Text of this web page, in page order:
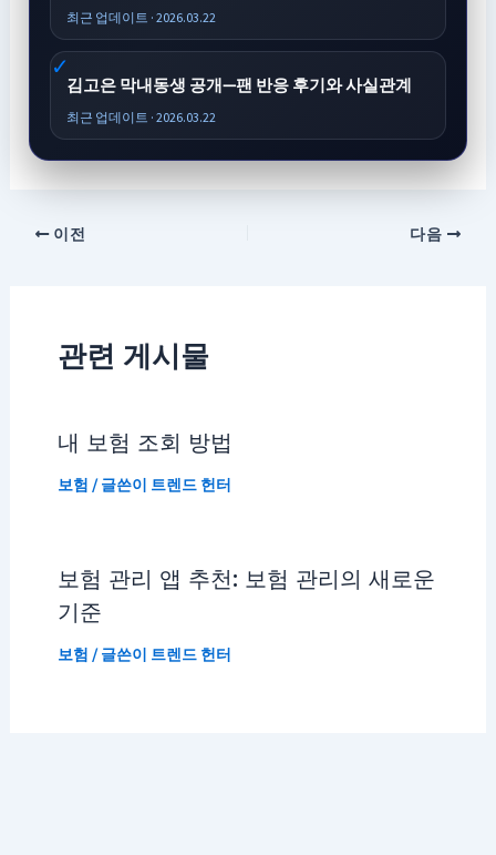
최근 업데이트 · 2026.03.22
김고은 막내동생 공개—팬 반응 후기와 사실관계
최근 업데이트 · 2026.03.22
이전 다음
관련 게시물
내 보험 조회 방법
보험 / 글쓴이 트렌드 헌터
보험 관리 앱 추천: 보험 관리의 새로운
기준
보험 / 글쓴이 트렌드 헌터